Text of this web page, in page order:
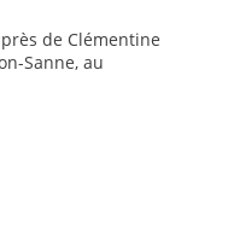
de Clémentine
Sanne, au